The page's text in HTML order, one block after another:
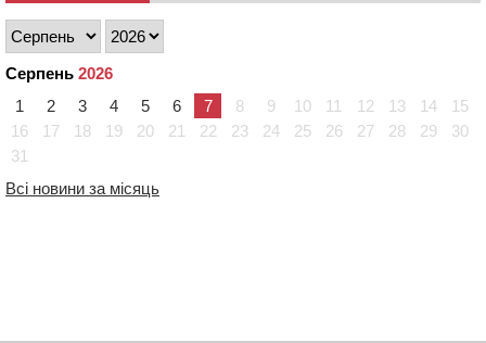
Серпень 2026
1
2 3 4 5 6 7 8 9 10 11 12 13 14
15
16
17 18 19 20 21 22 23 24 25 26 27 28 29
30
31
Всі новини за місяць